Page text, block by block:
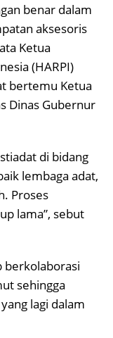
benar dalam
aksesoris
Ketua
(HARPI)
bertemu Ketua
Dinas Gubernur
di bidang
lembaga adat,
Proses
lama”, sebut
berkolaborasi
sehingga
lagi dalam